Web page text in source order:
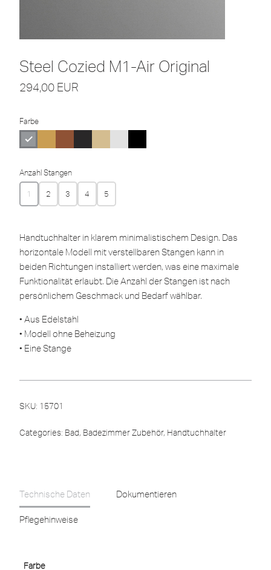
Steel Cozied M1-Air Original
294,00 EUR
Farbe
Anzahl Stangen
1
2 3 4 5
Handtuchhalter in klarem minimalistischem Design. Das
horizontale Modell mit verstellbaren Stangen kann in
beiden Richtungen installiert werden, was eine maximale
Funktionalität erlaubt. Die Anzahl der Stangen ist nach
persönlichem Geschmack und Bedarf wählbar.
• Aus Edelstahl
• Modell ohne Beheizung
• Eine Stange
SKU: 15701
Categories: Bad, Badezimmer Zubehör, Handtuchhalter
Technische Daten Dokumentieren
Pflegehinweise
Farbe